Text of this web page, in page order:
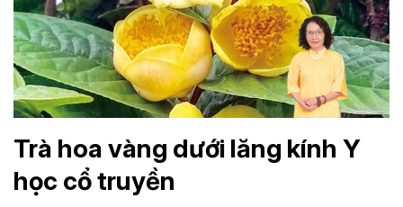
Trà hoa vàng dưới lăng kính Y
học cổ truyền